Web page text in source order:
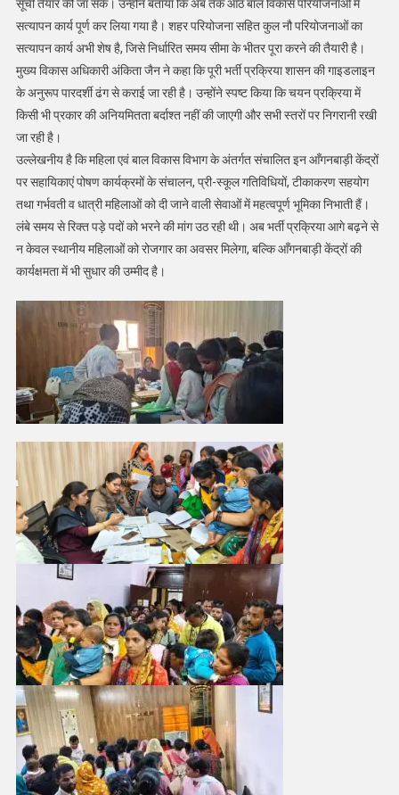
सूची तैयार की जा सके। उन्होंने बताया कि अब तक आठ बाल विकास परियोजनाओं में
सत्यापन कार्य पूर्ण कर लिया गया है। शहर परियोजना सहित कुल नौ परियोजनाओं का
सत्यापन कार्य अभी शेष है, जिसे निर्धारित समय सीमा के भीतर पूरा करने की तैयारी है।
मुख्य विकास अधिकारी अंकिता जैन ने कहा कि पूरी भर्ती प्रक्रिया शासन की गाइडलाइन
के अनुरूप पारदर्शी ढंग से कराई जा रही है। उन्होंने स्पष्ट किया कि चयन प्रक्रिया में
किसी भी प्रकार की अनियमितता बर्दाश्त नहीं की जाएगी और सभी स्तरों पर निगरानी रखी
जा रही है।
उल्लेखनीय है कि महिला एवं बाल विकास विभाग के अंतर्गत संचालित इन आँगनबाड़ी केंद्रों
पर सहायिकाएं पोषण कार्यक्रमों के संचालन, प्री-स्कूल गतिविधियों, टीकाकरण सहयोग
तथा गर्भवती व धात्री महिलाओं को दी जाने वाली सेवाओं में महत्वपूर्ण भूमिका निभाती हैं।
लंबे समय से रिक्त पड़े पदों को भरने की मांग उठ रही थी। अब भर्ती प्रक्रिया आगे बढ़ने से
न केवल स्थानीय महिलाओं को रोजगार का अवसर मिलेगा, बल्कि आँगनबाड़ी केंद्रों की
कार्यक्षमता में भी सुधार की उम्मीद है।